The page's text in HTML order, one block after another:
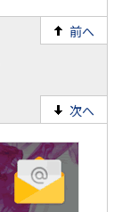
前へ
次へ